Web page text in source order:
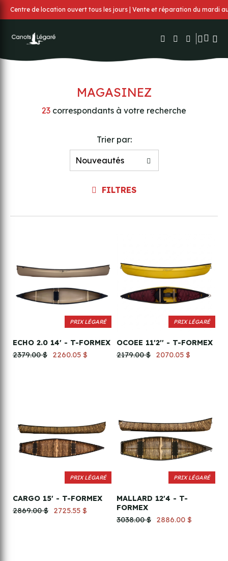
Centre de location ouvert tous les jours | Vente et réparation du mardi
MAGASINEZ
23 correspondants à votre recherche
Trier par:
FILTRES
PRIX LÉGARÉ
ECHO 2.0 14' - T-FORMEX
2379.00 $
2260.05 $
PRIX LÉGARÉ
OCOEE 11'2'' - T-FORMEX
2179.00 $
2070.05 $
PRIX LÉGARÉ
CARGO 15' - T-FORMEX
2869.00 $
2725.55 $
PRIX LÉGARÉ
MALLARD 12'4 - T-
FORMEX
3038.00 $
2886.00 $